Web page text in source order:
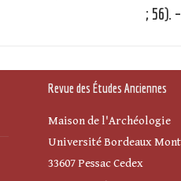
; 56).
Revue des Études Anciennes
Maison de l'Archéologie
Université Bordeaux
33607 Pessac Cedex